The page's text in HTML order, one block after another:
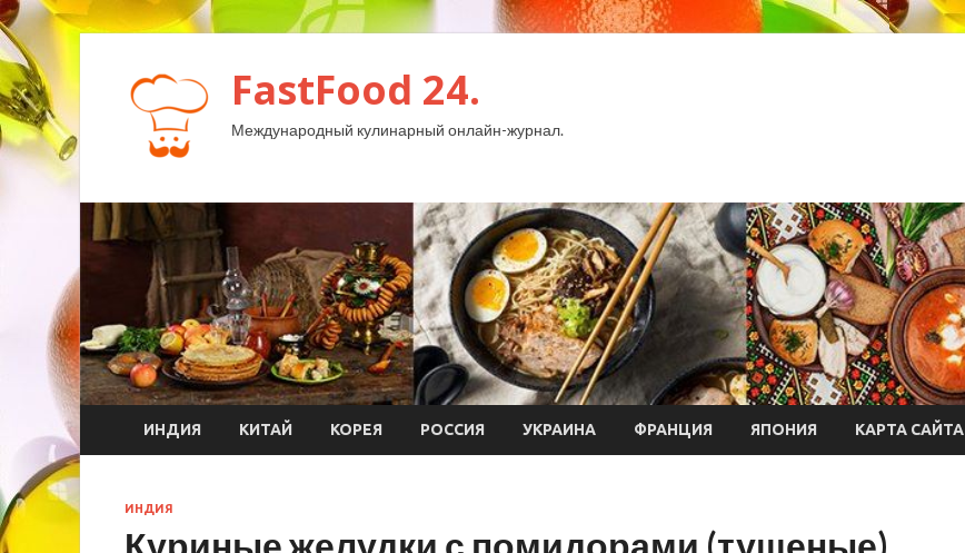
FastFood 24.
Международный кулинарный онлайн-журнал.
ИНДИЯ КИТАЙ КОРЕЯ РОССИЯ УКРАИНА ФРАНЦИЯ ЯПОНИЯ КАРТА САЙТА
ИНДИЯ
Куриные желудки с помидорами (тушеные)